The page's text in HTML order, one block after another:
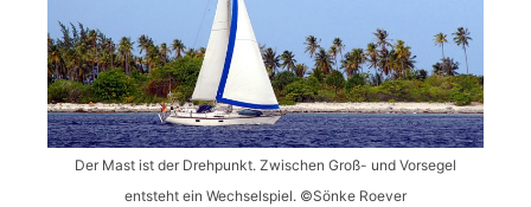
Der Mast ist der Drehpunkt. Zwischen Groß- und Vorsegel
entsteht ein Wechselspiel. ©Sönke Roever